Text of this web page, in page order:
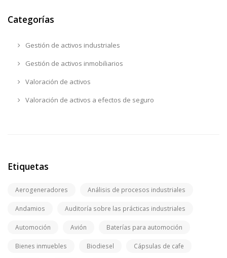
Categorías
Gestión de activos industriales
Gestión de activos inmobiliarios
Valoración de activos
Valoración de activos a efectos de seguro
Etiquetas
Aerogeneradores Análisis de procesos industriales
Andamios Auditoría sobre las prácticas industriales
Automoción Avión Baterías para automoción
Bienes inmuebles Biodiesel Cápsulas de cafe